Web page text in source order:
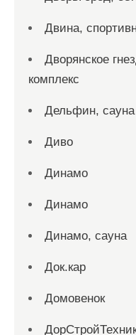
Двина,
Дворянское
комплекс
Дельфин, сауна
Диво
Динамо
Динамо
Динамо, сауна
Док.кар
Домовенок